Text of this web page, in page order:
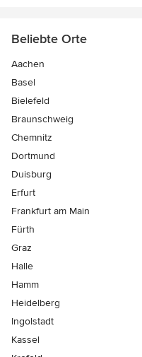
Beliebte Orte
Aachen
Basel
Bielefeld
Braunschweig
Chemnitz
Dortmund
Duisburg
Erfurt
Frankfurt am Main
Fürth
Graz
Halle
Hamm
Heidelberg
Ingolstadt
Kassel